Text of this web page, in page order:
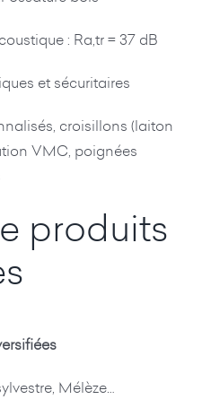
: Ra,tr = 37 dB
et sécuritaires
croisillons (laiton
VMC, poignées
produits
Mélèze…